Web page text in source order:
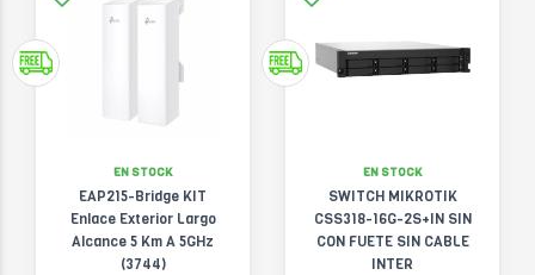
EN STOCK
EAP215-Bridge KIT
Enlace Exterior Largo
Alcance 5 Km A 5GHz
(3744)
EN STOCK
SWITCH MIKROTIK
CSS318-16G-2S+IN SIN
CON FUETE SIN CABLE
INTER